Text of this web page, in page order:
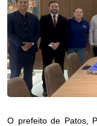
O prefeito de Patos,